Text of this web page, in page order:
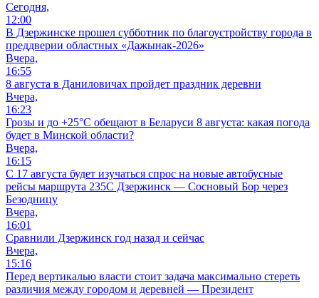
Сегодня,
12:00
В Дзержинске прошел субботник по благоустройству города в
преддверии областных «Дажынак-2026»
Вчера,
16:55
8 августа в Даниловичах пройдет праздник деревни
Вчера,
16:23
Грозы и до +25°С обещают в Беларуси 8 августа: какая погода
будет в Минской области?
Вчера,
16:15
С 17 августа будет изучаться спрос на новые автобусные
рейсы маршрута 235С Дзержинск — Сосновый Бор через
Безодницу
Вчера,
16:01
Сравнили Дзержинск год назад и сейчас
Вчера,
15:16
Перед вертикалью власти стоит задача максимально стереть
различия между городом и деревней — Президент